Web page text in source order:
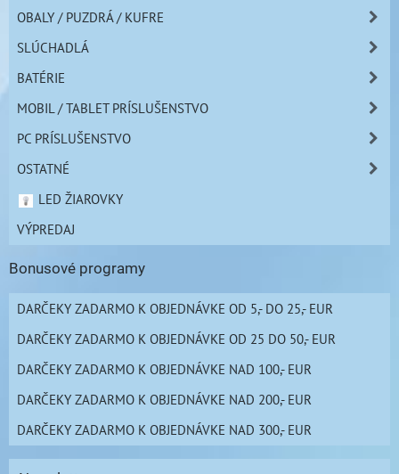
OBALY / PUZDRÁ / KUFRE
SLÚCHADLÁ
BATÉRIE
MOBIL / TABLET PRÍSLUŠENSTVO
PC PRÍSLUŠENSTVO
OSTATNÉ
LED ŽIAROVKY
VÝPREDAJ
Bonusové programy
DARČEKY ZADARMO K OBJEDNÁVKE OD 5,- DO 25,- EUR
DARČEKY ZADARMO K OBJEDNÁVKE OD 25 DO 50,- EUR
DARČEKY ZADARMO K OBJEDNÁVKE NAD 100,- EUR
DARČEKY ZADARMO K OBJEDNÁVKE NAD 200,- EUR
DARČEKY ZADARMO K OBJEDNÁVKE NAD 300,- EUR